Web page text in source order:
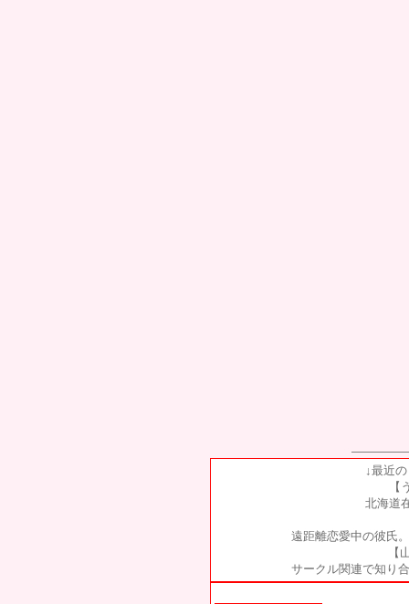
↓最近
【
北海道
遠距離恋愛中の彼氏
【
サークル関連で知り